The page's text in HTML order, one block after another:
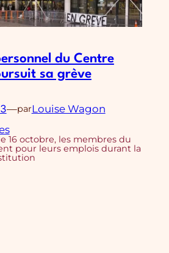
du Centre
sa grève
—parLouise Wagon
16 octobre, les membres du
pour leurs emplois durant la